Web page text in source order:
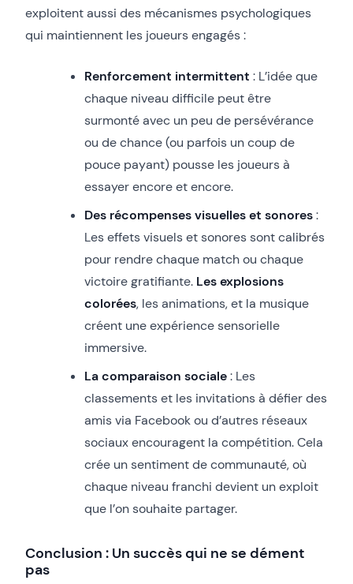
exploitent aussi des mécanismes psychologiques
qui maintiennent les joueurs engagés :
Renforcement intermittent : L’idée que
chaque niveau difficile peut être
surmonté avec un peu de persévérance
ou de chance (ou parfois un coup de
pouce payant) pousse les joueurs à
essayer encore et encore.
Des récompenses visuelles et sonores:
Les effets visuels et sonores sont calibrés
pour rendre chaque match ou chaque
victoire gratifiante. Les explosions
colorées, les animations, et la musique
créent une expérience sensorielle
immersive.
La comparaison sociale: Les
classements et les invitations à défier des
amis via Facebook ou d’autres réseaux
sociaux encouragent la compétition. Cela
crée un sentiment de communauté, où
chaque niveau franchi devient un exploit
que l’on souhaite partager.
Conclusion : Un succès qui ne se dément
pas